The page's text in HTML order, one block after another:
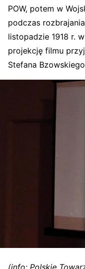
POW, potem w
podczas
listopadzie 1918 r.
projekcję filmu
Stefana
(info: Polskie